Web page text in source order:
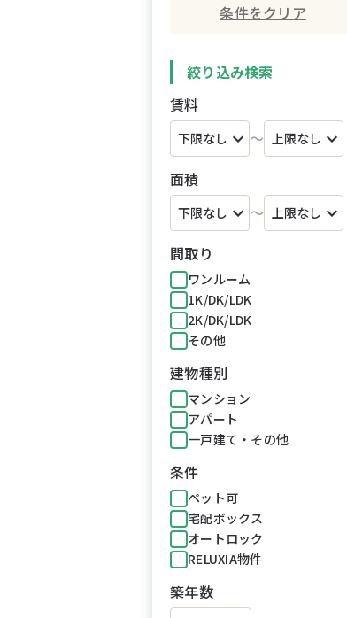
条件をクリア
絞り込み検索
賃料
～
面積
～
間取り
ワンルーム
1K/DK/LDK
2K/DK/LDK
その他
建物種別
マンション
アパート
一戸建て・その他
条件
ペット可
宅配ボックス
オートロック
RELUXIA物件
築年数